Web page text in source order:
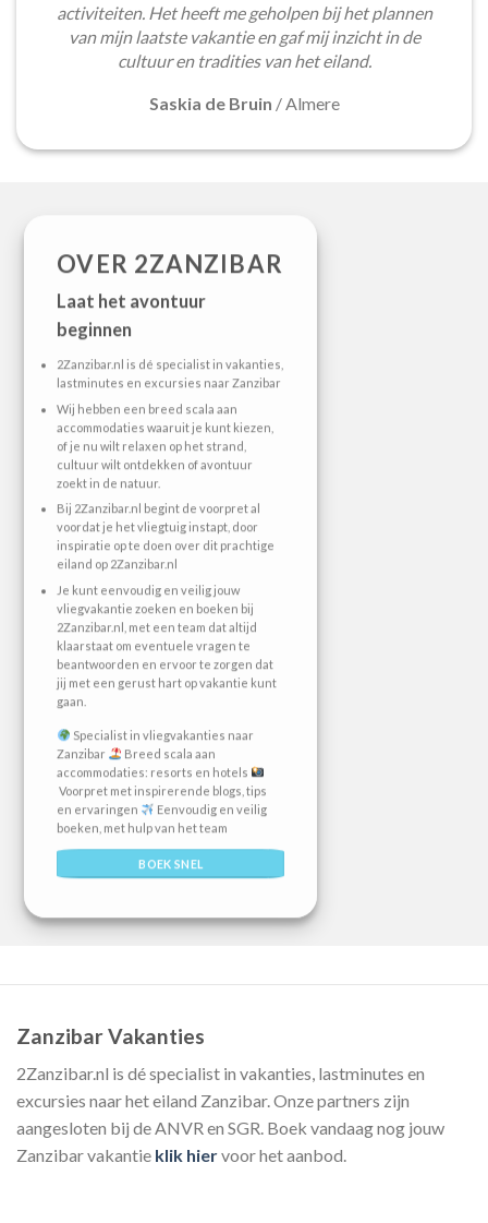
activiteiten. Het heeft me geholpen bij het plannen
van mijn laatste vakantie en gaf mij inzicht in de
cultuur en tradities van het eiland.
Saskia de Bruin /Almere
OVER 2ZANZIBAR
Laat het avontuur
beginnen
2Zanzibar.nl is dé specialist in vakanties,
lastminutes en excursies naar Zanzibar
Wij hebben een breed scala aan
accommodaties waaruit je kunt kiezen,
of je nu wilt relaxen op het strand,
cultuur wilt ontdekken of avontuur
zoekt in de natuur.
Bij 2Zanzibar.nl begint de voorpret al
voordat je het vliegtuig instapt, door
inspiratie op te doen over dit prachtige
eiland op 2Zanzibar.nl
Je kunt eenvoudig en veilig jouw
vliegvakantie zoeken en boeken bij
2Zanzibar.nl, met een team dat altijd
klaarstaat om eventuele vragen te
beantwoorden en ervoor te zorgen dat
jij met een gerust hart op vakantie kunt
gaan.
Specialist in vliegvakanties naar
Zanzibar
Breed scala aan
accommodaties: resorts en hotels
Voorpret met inspirerende blogs, tips
en ervaringen
Eenvoudig en veilig
boeken, met hulp van het team
BOEK SNEL
Zanzibar Vakanties
2Zanzibar.nl is dé specialist in vakanties, lastminutes en
excursies naar het eiland Zanzibar. Onze partners zijn
aangesloten bij de ANVR en SGR. Boek vandaag nog jouw
Zanzibar vakantie klik hiervoor het aanbod.